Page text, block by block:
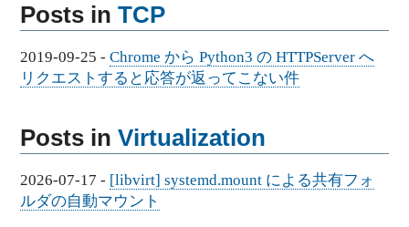
Posts inTCP
2019-09-25 -Chrome から Python3 の HTTPServer へ
リクエストすると応答が返ってこない件
Posts inVirtualization
2026-07-17 - [libvirt] systemd.mount による共有フォ
ルダの自動マウント